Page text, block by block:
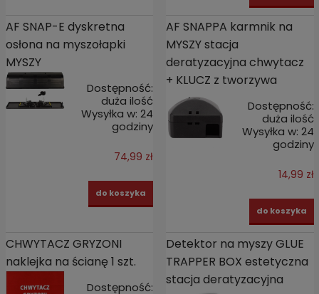
AF SNAP-E dyskretna
osłona na myszołapki
MYSZY
Dostępność:
duża ilość
Wysyłka w: 24
godziny
74,99 zł
do koszyka
AF SNAPPA karmnik na
MYSZY stacja
deratyzacyjna chwytacz
+ KLUCZ z tworzywa
Dostępność:
duża ilość
Wysyłka w: 24
godziny
14,99 zł
do koszyka
CHWYTACZ GRYZONI
naklejka na ścianę 1 szt.
Dostępność:
Detektor na myszy GLUE
TRAPPER BOX estetyczna
stacja deratyzacyjna